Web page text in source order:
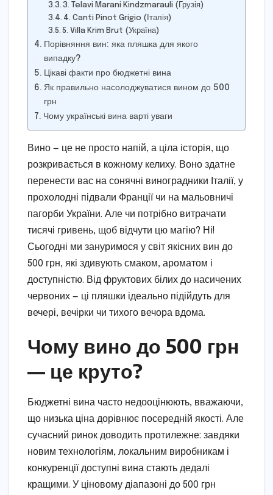
3. Telavi Marani Kindzmarauli (Грузія)
4. Canti Pinot Grigio (Італія)
5. Villa Krim Brut (Україна)
Порівняння вин: яка пляшка для якого
випадку?
Цікаві факти про бюджетні вина
Як правильно насолоджуватися вином до 500
грн
Чому українські вина варті уваги
Вино — це не просто напій, а ціла історія, що
розкривається в кожному келиху. Воно здатне
перенести вас на сонячні виноградники Італії, у
прохолодні підвали Франції чи на мальовничі
пагорби України. Але чи потрібно витрачати
тисячі гривень, щоб відчути цю магію? Ні!
Сьогодні ми зануримося у світ якісних вин до
500 грн, які здивують смаком, ароматом і
доступністю. Від фруктових білих до насичених
червоних — ці пляшки ідеально підійдуть для
вечері, вечірки чи тихого вечора вдома.
Чому вино до 500 грн
— це круто?
Бюджетні вина часто недооцінюють, вважаючи,
що низька ціна дорівнює посередній якості. Але
сучасний ринок доводить протилежне: завдяки
новим технологіям, локальним виробникам і
конкуренції доступні вина стають дедалі
кращими. У ціновому діапазоні до 500 грн